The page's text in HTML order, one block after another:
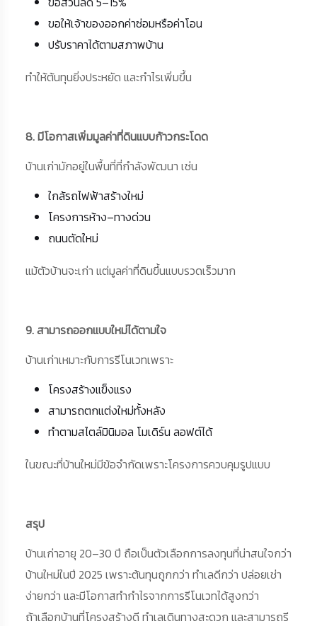
ขอให้เจ้าของออกค่าซ่อมหรือค่าโอน
ปรับราคาได้ตามสภาพบ้าน
ทำให้ต้นทุนยิ่งประหยัด และกำไรเพิ่มขึ้น
8. มีโอกาสเพิ่มมูลค่าที่ดินแบบก้าวกระโดด
บ้านเก่ามักอยู่ในพื้นที่ที่กำลังพัฒนา เช่น
ใกล้รถไฟฟ้าสร้างใหม่
โครงการห้าง–ทางด่วน
ถนนตัดใหม่
แม้ตัวบ้านจะเก่า แต่มูลค่าที่ดินขึ้นแบบรวดเร็วมาก
9. สามารถออกแบบใหม่ได้ตามใจ
บ้านเก่าเหมาะกับการรีโนเวทเพราะ
โครงสร้างแข็งแรง
สามารถตกแต่งใหม่ทั้งหลัง
ทำตามสไตล์มินิมอล โมเดิร์น ลอฟต์ได้
ในขณะที่บ้านใหม่มีข้อจำกัดเพราะโครงการควบคุมรูปแบบ
สรุป
บ้านเก่าอายุ 20–30 ปี ถือเป็นตัวเลือกการลงทุนที่น่าสนใจกว่า
บ้านใหม่ในปี 2025 เพราะต้นทุนถูกกว่า ทำเลดีกว่า ปล่อยเช่า
ง่ายกว่า และมีโอกาสทำกำไรจากการรีโนเวทได้สูงกว่า
ถ้าเลือกบ้านที่โครงสร้างดี ทำเลเดินทางสะดวก และสามารถรี